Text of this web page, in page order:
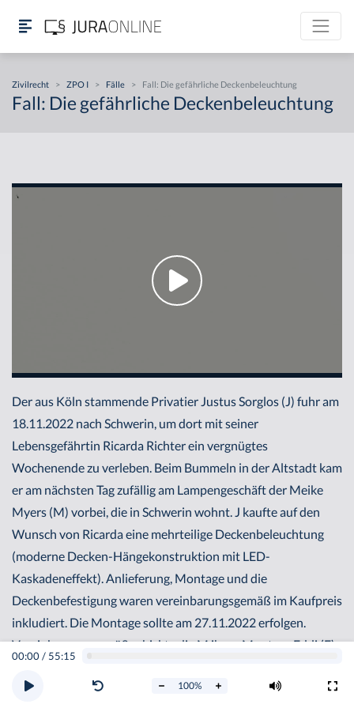
Zivilrecht > ZPO I > Fälle > Fall: Die gefährliche Deckenbeleuchtung
Fall: Die gefährliche Deckenbeleuchtung
00:00/ 55:15
100%
Der aus Köln stammende Privatier Justus Sorglos (J) fuhr am
18.11.2022 nach Schwerin, um dort mit seiner
Lebensgefährtin Ricarda Richter ein vergnügtes
Wochenende zu verleben. Beim Bummeln in der Altstadt kam
er am nächsten Tag zufällig am Lampengeschäft der Meike
Myers (M) vorbei, die in Schwerin wohnt. J kaufte auf den
Wunsch von Ricarda eine mehrteilige Deckenbeleuchtung
(moderne Decken-Hängekonstruktion mit LED-
Kaskadeneffekt). Anlieferung, Montage und die
Deckenbefestigung waren vereinbarungsgemäß im Kaufpreis
inkludiert. Die Montage sollte am 27.11.2022 erfolgen.
Vereinbarungsgemäß schickte die M ihren Monteur Eddi (E)
E sich am Abend zuvor mit seiner Verlobten derart über eine